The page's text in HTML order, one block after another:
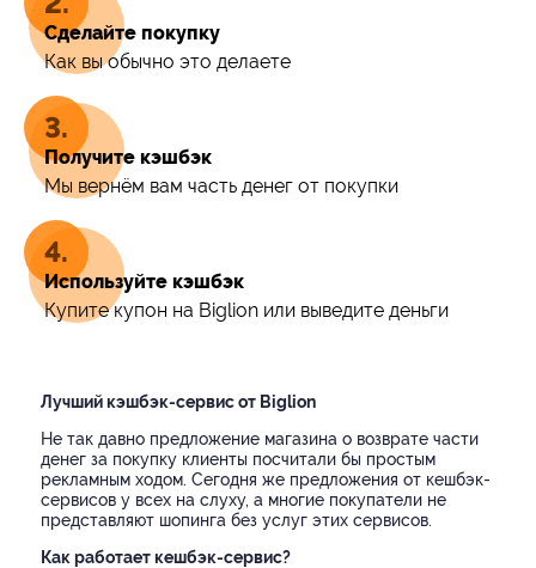
Сделайте покупку
Как вы обычно это делаете
Получите кэшбэк
Мы вернём вам часть денег от покупки
Используйте кэшбэк
Купите купон на Biglion или выведите деньги
Лучший кэшбэк-сервис от Biglion
Не так давно предложение магазина о возврате части
денег за покупку клиенты посчитали бы простым
рекламным ходом. Сегодня же предложения от кешбэк-
сервисов у всех на слуху, а многие покупатели не
представляют шопинга без услуг этих сервисов.
Как работает кешбэк-сервис?